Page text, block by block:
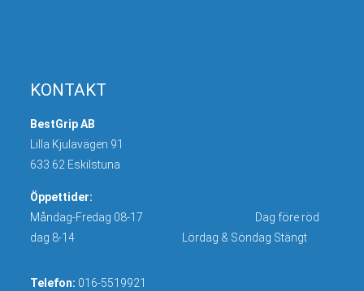
KONTAKT
BestGrip AB
Lilla Kjulavägen 91
633 62 Eskilstuna
Öppettider:
Måndag-Fredag 08-17 Dag före röd
dag 8-14 Lördag & Söndag Stängt
Telefon: 016-5519921